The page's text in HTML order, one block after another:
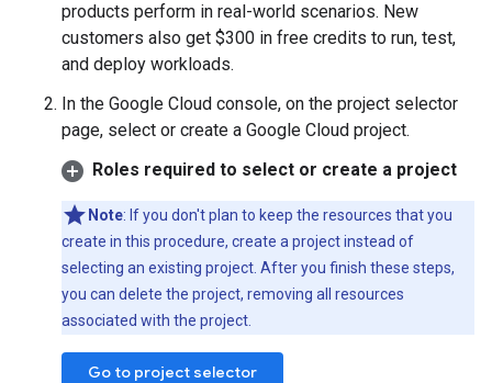
products perform in real-world scenarios. New
customers also get $300 in free credits to run, test,
and deploy workloads.
In the Google Cloud console, on the project selector
page, select or create a Google Cloud project.
Roles required to select or create a project
Note: If you don't plan to keep the resources that you
create in this procedure, create a project instead of
selecting an existing project. After you finish these steps,
you can delete the project, removing all resources
associated with the project.
Go to project selector